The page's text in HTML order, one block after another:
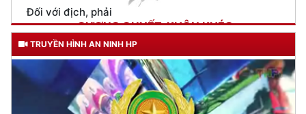
Trích thư Chủ tịch Hồ Chí Minh
gửi Công an Khu XII,
ngày 11 tháng 3 năm 1948.
TRUYỀN HÌNH AN NINH HP